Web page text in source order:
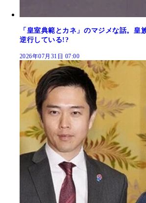
「皇室典範とカネ」のマジメな話。皇
逆行している!?
2026年07月31日 07:00